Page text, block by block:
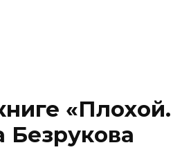
«Плохой.
Безрукова